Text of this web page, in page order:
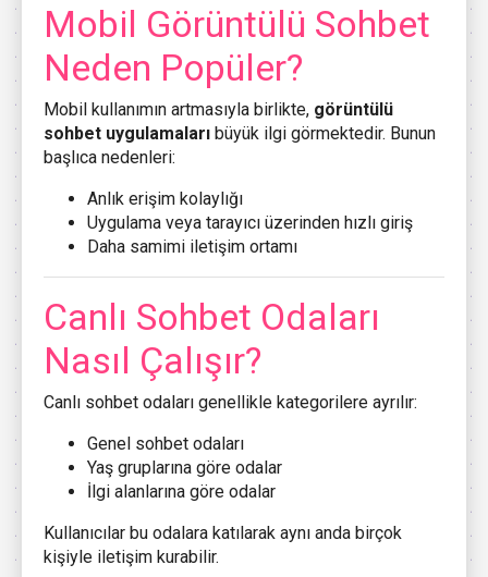
Mobil Görüntülü Sohbet
Neden Popüler?
Mobil kullanımın artmasıyla birlikte, görüntülü
sohbet uygulamaları büyük ilgi görmektedir. Bunun
başlıca nedenleri:
Anlık erişim kolaylığı
Uygulama veya tarayıcı üzerinden hızlı giriş
Daha samimi iletişim ortamı
Canlı Sohbet Odaları
Nasıl Çalışır?
Canlı sohbet odaları genellikle kategorilere ayrılır:
Genel sohbet odaları
Yaş gruplarına göre odalar
İlgi alanlarına göre odalar
Kullanıcılar bu odalara katılarak aynı anda birçok
kişiyle iletişim kurabilir.